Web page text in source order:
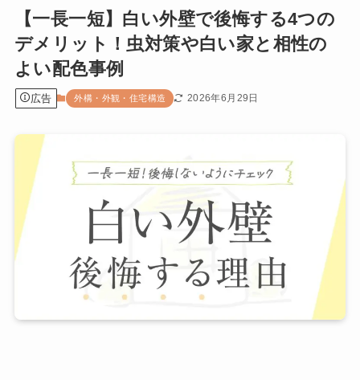
【一長一短】白い外壁で後悔する4つの
デメリット！虫対策や白い家と相性の
よい配色事例
広告 外構・外観・住宅構造 2026年6月29日